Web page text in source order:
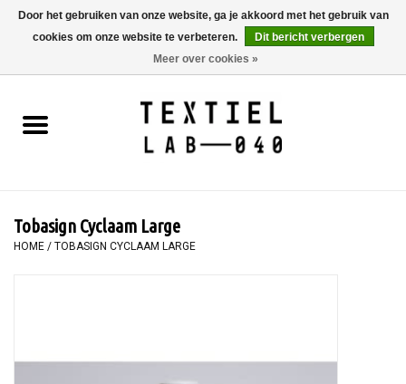
0 Artikelen - €0,00
BOEKEN
SCHILDEREN
Tobasign Cyclaam Large
HOME / TOBASIGN CYCLAAM LARGE
Door het gebruiken van onze website, ga je akkoord met het gebruik van
cookies om onze website te verbeteren.
Dit bericht verbergen
Meer over cookies »